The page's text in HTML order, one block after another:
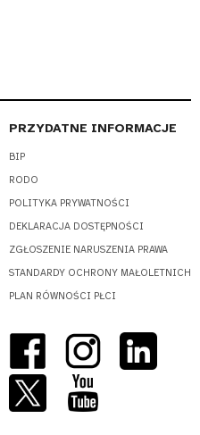
PRZYDATNE INFORMACJE
BIP
RODO
POLITYKA PRYWATNOŚCI
DEKLARACJA DOSTĘPNOŚCI
ZGŁOSZENIE NARUSZENIA PRAWA
STANDARDY OCHRONY MAŁOLETNICH
PLAN RÓWNOŚCI PŁCI